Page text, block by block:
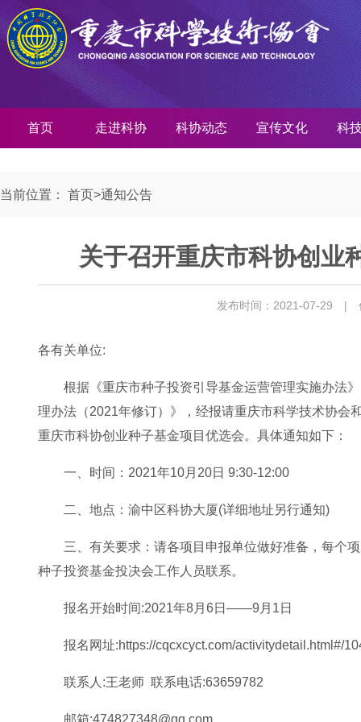
首页 走进科协 科协动态 宣传文化 科
当前位置： 首页>通知公告
关于召开重庆市科协创业
发布时间：2021-07-29 |
各有关单位:
根据《重庆市种子投资引导基金运营管理实施办法
理办法（2021年修订）》，经报请重庆市科学技术协会
重庆市科协创业种子基金项目优选会。具体通知如下：
一、时间：2021年10月20日 9:30-12:00
二、地点：渝中区科协大厦(详细地址另行通知)
三、有关要求：请各项目申报单位做好准备，每个
种子投资基金投决会工作人员联系。
报名开始时间:2021年8月6日——9月1日
报名网址:https://cqcxcyct.com/activitydetail.html#/
联系人:王老师 联系电话:63659782
邮箱:474827348@qq.com